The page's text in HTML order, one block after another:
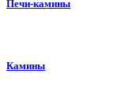
Печи-камины
Камины